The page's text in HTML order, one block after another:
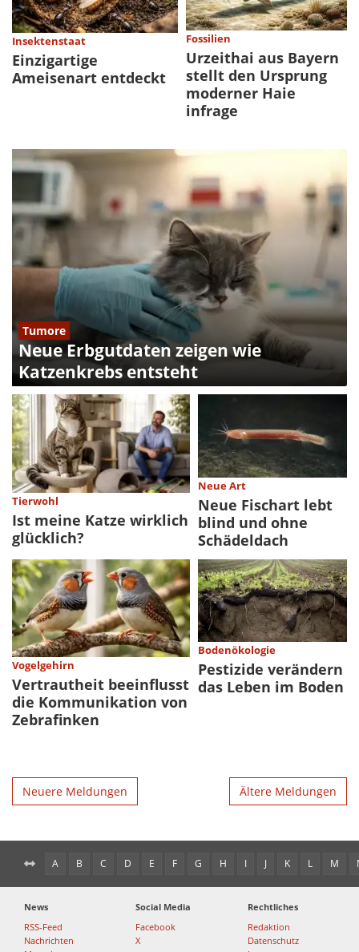
Insektenstaat
Einzigartige
Ameisenart entdeckt
Fossilien
Urzeithai aus Bayern
stellt den Ursprung
moderner Haie
infrage
Tumore
Neue Erbgutdaten zeigen wie
Katzenkrebs entsteht
Tierwohl
Ist meine Katze wirklich
glücklich?
Neue Art
Neue Fischart lebt
blind und ohne
Schädeldach
Vogelgehirn
Vertrautheit beeinflusst
die Kommunikation von
Zebrafinken
Bodenökologie
Pestizide verändern
das Leben im Boden
Neuere Meldungen Ältere Meldungen
A B C D E F G H I J K L M
News
RSS-Feed
Nachrichten
Social Media
Facebook
X
Rechtliches
Redaktion
Datenschutz